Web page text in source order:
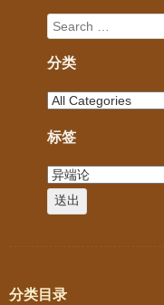
分类
标签
分类目录